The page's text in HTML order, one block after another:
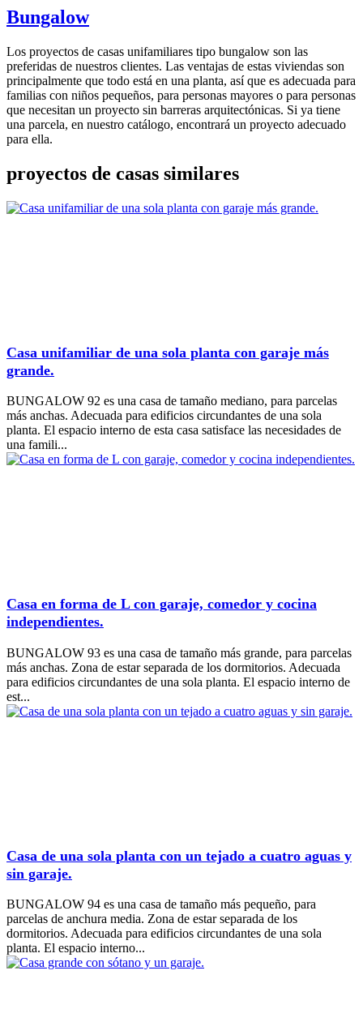
Bungalow
Los proyectos de casas unifamiliares tipo bungalow son las
preferidas de nuestros clientes. Las ventajas de estas viviendas son
principalmente que todo está en una planta, así que es adecuada para
familias con niños pequeños, para personas mayores o para personas
que necesitan un proyecto sin barreras arquitectónicas. Si ya tiene
una parcela, en nuestro catálogo, encontrará un proyecto adecuado
para ella.
proyectos de casas similares
Casa unifamiliar de una sola planta con garaje más
grande.
BUNGALOW 92 es una casa de tamaño mediano, para parcelas
más anchas. Adecuada para edificios circundantes de una sola
planta. El espacio interno de esta casa satisface las necesidades de
una famili...
Casa en forma de L con garaje, comedor y cocina
independientes.
BUNGALOW 93 es una casa de tamaño más grande, para parcelas
más anchas. Zona de estar separada de los dormitorios. Adecuada
para edificios circundantes de una sola planta. El espacio interno de
est...
Casa de una sola planta con un tejado a cuatro aguas y
sin garaje.
BUNGALOW 94 es una casa de tamaño más pequeño, para
parcelas de anchura media. Zona de estar separada de los
dormitorios. Adecuada para edificios circundantes de una sola
planta. El espacio interno...